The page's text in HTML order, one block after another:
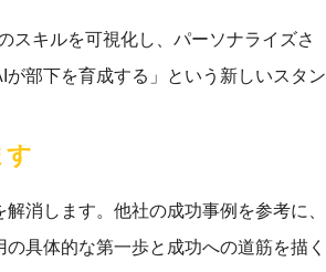
スキルを可視化し、パーソナライズさ
部下を育成する」という新しいスタン
す
消します。他社の成功事例を参考に、
具体的な第一歩と成功への道筋を描く